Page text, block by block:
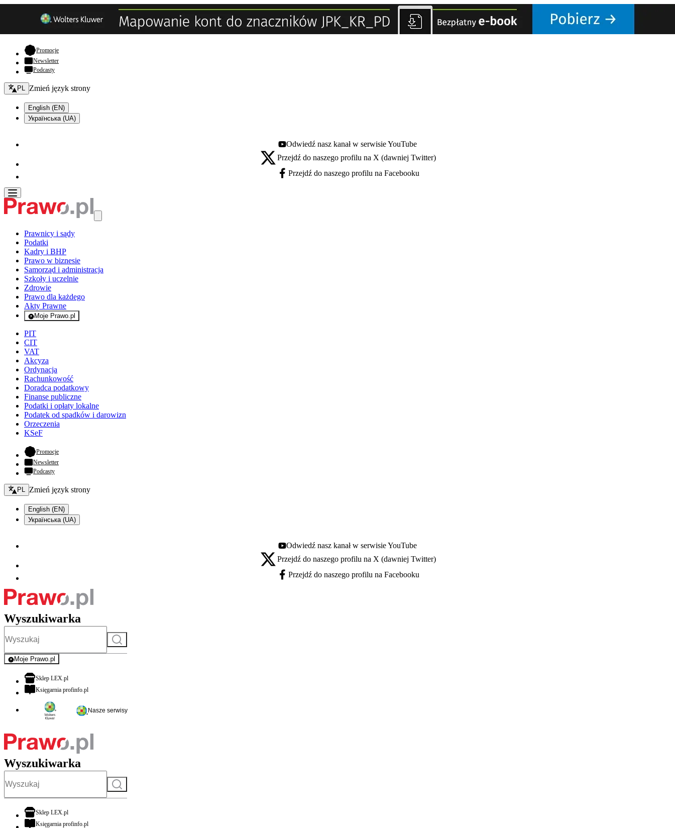
Promocje- otwiera się w nowej karcie
Newsletter
Podcasty
Zmień język - bieżący:
PL Zmień język strony
English (EN)
Українська (UA)
Youtube - otwiera się w nowej karcie
Odwiedź nasz kanał w serwisie YouTube
X - otwiera się w nowej karcie
Przejdź do naszego profilu na X (dawniej Twitter)
Facebook - otwiera się w nowej karcie
Przejdź do naszego profilu na Facebooku
Prawnicy i sądy
Podatki
Kadry i BHP
Prawo w biznesie
Samorząd i administracja
Szkoły i uczelnie
Zdrowie
Prawo dla każdego
Akty Prawne
Moje Prawo.pl
- rejestracja i logowanie do serwisu
PIT
CIT
VAT
Akcyza
Ordynacja
Rachunkowość
Doradca podatkowy
Finanse publiczne
Podatki i opłaty lokalne
Podatek od spadków i darowizn
Orzeczenia
KSeF
Promocje- otwiera się w nowej karcie
Newsletter
Podcasty
Zmień język - bieżący:
PL Zmień język strony
English (EN)
Українська (UA)
Youtube - otwiera się w nowej karcie
Odwiedź nasz kanał w serwisie YouTube
X - otwiera się w nowej karcie
Przejdź do naszego profilu na X (dawniej Twitter)
Facebook - otwiera się w nowej karcie
Przejdź do naszego profilu na Facebooku
Wyszukiwarka
Szukaj
Moje Prawo.pl
- rejestracja i logowanie do serwisu
Sklep LEX.plotwiera się w nowej karcie
Księgarnia profinfo.plotwiera się w nowej karcie
Nasze serwisy
Wyszukiwarka
Szukaj
Sklep LEX.plotwiera się w nowej karcie
Księgarnia profinfo.plotwiera się w nowej karcie